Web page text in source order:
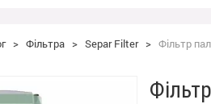
> Фільтра > Separ Filter > Фільтр